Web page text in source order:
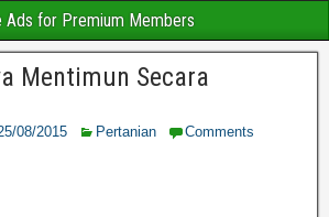
Ads for Premium Members
Mentimun Secara
08/2015 Pertanian Comments